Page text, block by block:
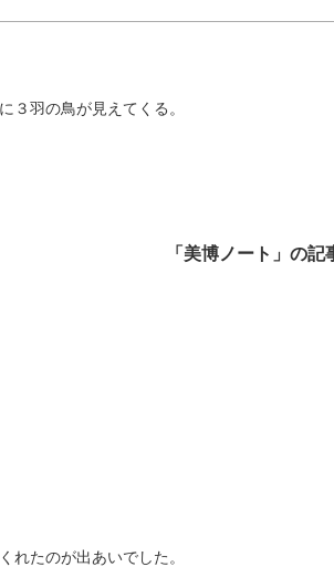
３羽の鳥が見えてくる。
「美博ノート」の記
れたのが出あいでした。